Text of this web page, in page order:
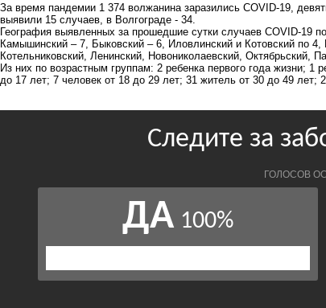
За время пандемии 1 374 волжанина заразились COVID-19,
выявили 15 случаев, в Волгограде - 34.
География выявленных за прошедшие сутки случаев COVID-19
Камышинский – 7, Быковский – 6, Иловлинский и Котовский по
Котельниковский, Ленинский, Новониколаевский, Октябрьский,
Из них по возрастным группам: 2 ребенка первого года жизни; 1
до 17 лет; 7 человек от 18 до 29 лет; 31 житель от 30 до 49 лет;